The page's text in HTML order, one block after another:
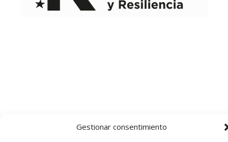
Gestionar consentimiento